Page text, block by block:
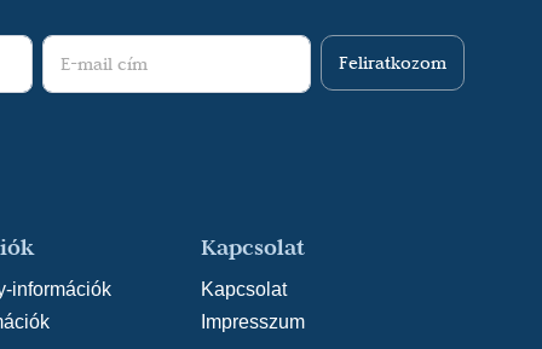
Francia király (Kacsoh-Heltai-Bakonyi-
Léopold főherceg (Parti Nagy Lajos: Ibusár),
Miska főpincér (Kálmán:
(Shakespeare: A makrancos hölgy),
Juki (Szép Ernő: Patika), Sztagamber
(Gogol: Háztűznéző), Első
Feliratkozom
információk
Kapcsolat
Kapcsolat
Impresszum